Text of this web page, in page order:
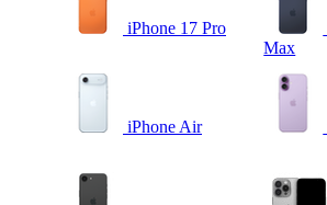
iPhone 17 Pro
Max
iPhone Air